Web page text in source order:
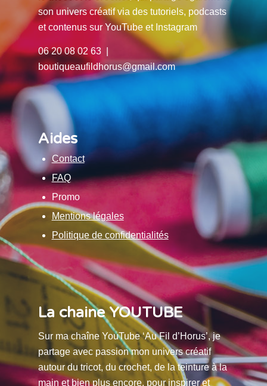
son univers créatif via des tutoriels, podcasts
et contenus sur YouTube et Instagram
06 20 08 02 63 |
boutiqueaufildhorus@gmail.com
Aides
Contact
FAQ
Promo
Mentions légales
Politique de confidentialités
La chaine YOUTUBE
Sur ma chaîne YouTube ‘Au Fil d’Horus’, je
partage avec passion mon univers créatif
autour du tricot, du crochet, de la teinture à la
main et bien plus encore, pour inspirer et